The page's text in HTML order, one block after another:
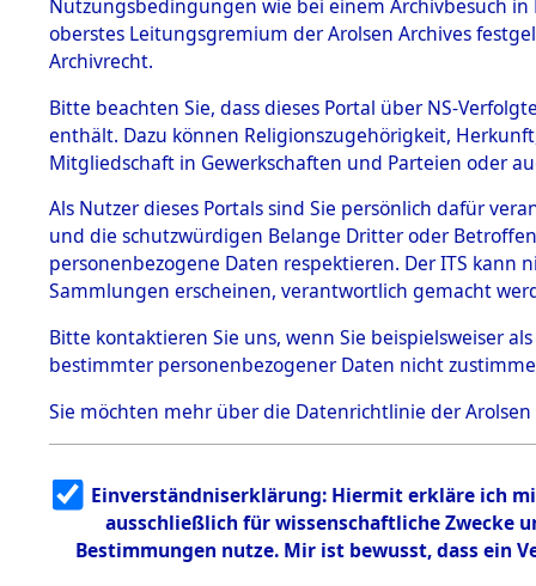
BESTÄNDE
1.
mente
5. Verschiedenes
5.3
Todesmärsche
5.3.1 Alliierte
Erhebungen
zu
Todesmärsch
en
5.3.2
g
5.3.3
Todesmärsch
von
Toter aus
Ort ihrer
0002
Nutzungsbedingungen wie bei einem Archivbesuch
oberstes Leitungsgremium der Arolsen Archives
Archivrecht.
Bitte beachten Sie, dass dieses Portal über NS-
enthält. Dazu können Religionszugehörigkeit,
Mitgliedschaft in Gewerkschaften und Parteien oder
Als Nutzer dieses Portals sind Sie persönlich dafür
und die schutzwürdigen Belange Dritter oder
personenbezogene Daten respektieren. Der ITS
Sammlungen erscheinen, verantwortlich gemacht
Bitte kontaktieren Sie uns, wenn Sie beispielsweiser
bestimmter personenbezogener Daten nicht
Sie möchten mehr über die Datenrichtlinie der Arolsen
Einverständniserklärung: Hiermit erkläre ich
ausschließlich für wissenschaftliche Zwecke
Bestimmungen nutze. Mir ist bewusst, dass ein